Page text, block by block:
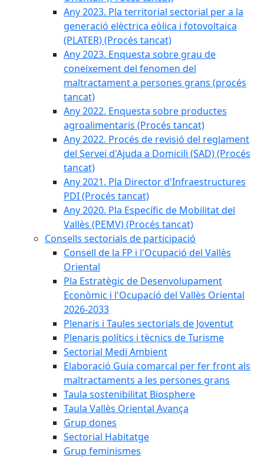
Any 2023. Pla territorial sectorial per a la
generació elèctrica eòlica i fotovoltaica
(PLATER) (Procés tancat)
Any 2023. Enquesta sobre grau de
coneixement del fenomen del
maltractament a persones grans (procés
tancat)
Any 2022. Enquesta sobre productes
agroalimentaris (Procés tancat)
Any 2022. Procés de revisió del reglament
del Servei d'Ajuda a Domicili (SAD) (Procés
tancat)
Any 2021. Pla Director d'Infraestructures
PDI (Procés tancat)
Any 2020. Pla Específic de Mobilitat del
Vallès (PEMV) (Procés tancat)
Consells sectorials de participació
Consell de la FP i l'Ocupació del Vallès
Oriental
Pla Estratègic de Desenvolupament
Econòmic i l'Ocupació del Vallès Oriental
2026-2033
Plenaris i Taules sectorials de Joventut
Plenaris polítics i tècnics de Turisme
Sectorial Medi Ambient
Elaboració Guia comarcal per fer front als
maltractaments a les persones grans
Taula sostenibilitat Biosphere
Taula Vallès Oriental Avança
Grup dones
Sectorial Habitatge
Grup feminismes